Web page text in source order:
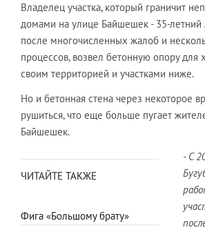
Владелец участка, который граничит
домами на улице Байшешек - 35-
после многочисленных жалоб и
процессов, возвел бетонную опору
своим территорией и участками ниже.
Но и бетонная стена через некоторое
рушиться, что еще больше пугает
Байшешек.
ЧИТАЙТЕ ТАКЖЕ
Фига «Большому брату»
- С